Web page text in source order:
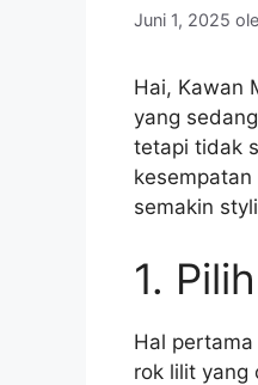
Juni 1, 2025
Hai, Kawan
yang
tetapi tidak
semakin
1.
Hal
rok lilit yang